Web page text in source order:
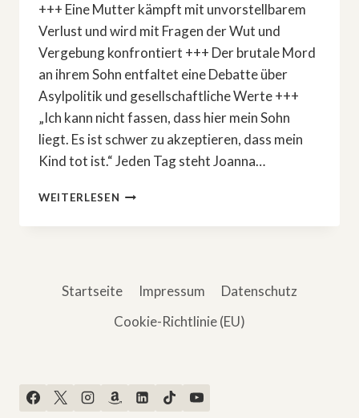
+++ Eine Mutter kämpft mit unvorstellbarem
Verlust und wird mit Fragen der Wut und
Vergebung konfrontiert +++ Der brutale Mord
an ihrem Sohn entfaltet eine Debatte über
Asylpolitik und gesellschaftliche Werte +++
„Ich kann nicht fassen, dass hier mein Sohn
liegt. Es ist schwer zu akzeptieren, dass mein
Kind tot ist.“ Jeden Tag steht Joanna…
WEITERLESEN »ECHTES
MEIN
–
FALL
Startseite Impressum
Datenschutz
Cookie-Richtlinie (EU)